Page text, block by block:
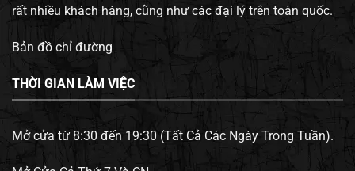
rất nhiều khách hàng, cũng như các đại lý trên toàn quốc.
Bản đồ chỉ đường
THỜI GIAN LÀM VIỆC
Mở cửa từ 8:30 đến 19:30 (Tất Cả Các Ngày Trong Tuần).